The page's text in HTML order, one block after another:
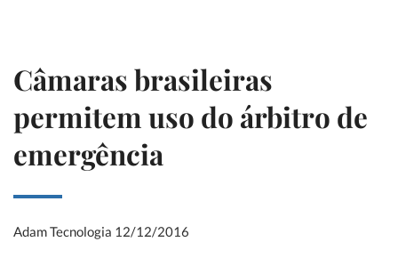
Câmaras brasileiras
permitem uso do árbitro de
emergência
Adam Tecnologia 12/12/2016